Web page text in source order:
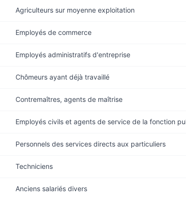
Agriculteurs sur moyenne exploitation
Employés de commerce
Employés administratifs d'entreprise
Chômeurs ayant déjà travaillé
Contremaîtres, agents de maîtrise
Employés civils et agents de service de la fonction
Personnels des services directs aux particuliers
Techniciens
Anciens salariés divers